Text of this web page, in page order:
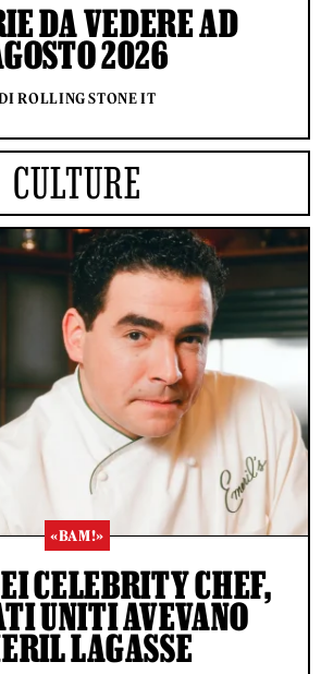
DA VEDERE AD
2026
ROLLING STONE IT
CULTURE
«BAM!»
CELEBRITY CHEF,
UNITI AVEVANO
LAGASSE